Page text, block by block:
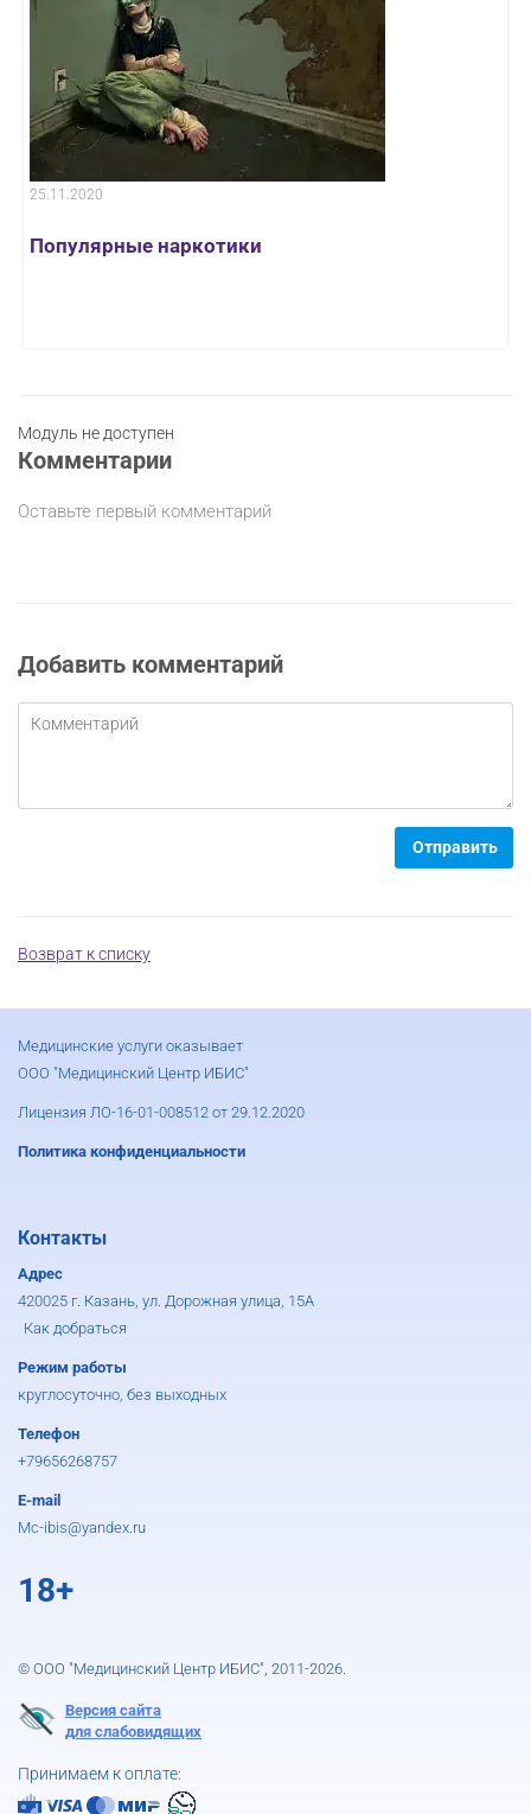
25.11.2020
Популярные наркотики
Модуль не доступен
Комментарии
Оставьте первый комментарий
Добавить комментарий
Отправить
Возврат к списку
Медицинские услуги оказывает
ООО "Медицинский Центр ИБИС"
Лицензия ЛО-16-01-008512 от 29.12.2020
Политика конфиденциальности
Контакты
Адрес
420025 г. Казань, ул. Дорожная улица, 15А
Как добраться
Режим работы
круглосуточно, без выходных
Телефон
+79656268757
E-mail
Mc-ibis@yandex.ru
18+
© ООО "Медицинский Центр ИБИС", 2011-2026.
Версия сайта
для слабовидящих
Принимаем к оплате: